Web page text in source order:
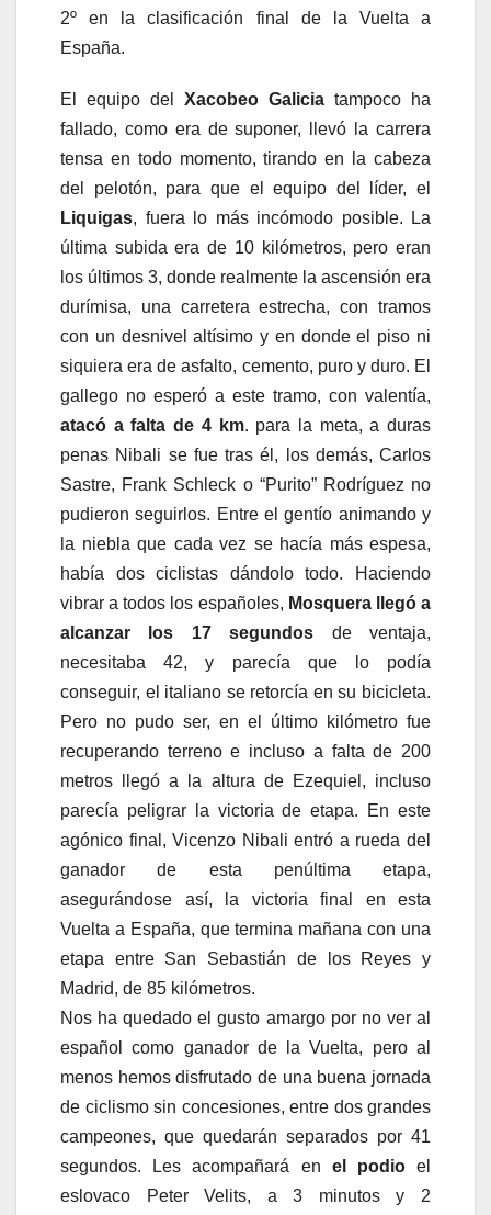
2º en la clasificación final de la Vuelta a
España.
El equipo del Xacobeo Galicia tampoco ha
fallado, como era de suponer, llevó la carrera
tensa en todo momento, tirando en la cabeza
del pelotón, para que el equipo del líder, el
Liquigas, fuera lo más incómodo posible. La
última subida era de 10 kilómetros, pero eran
los últimos 3, donde realmente la ascensión era
durímisa, una carretera estrecha, con tramos
con un desnivel altísimo y en donde el piso ni
siquiera era de asfalto, cemento, puro y duro. El
gallego no esperó a este tramo, con valentía,
atacó a falta de 4 km. para la meta, a duras
penas Nibali se fue tras él, los demás, Carlos
Sastre, Frank Schleck o “Purito” Rodríguez no
pudieron seguirlos. Entre el gentío animando y
la niebla que cada vez se hacía más espesa,
había dos ciclistas dándolo todo. Haciendo
vibrar a todos los españoles, Mosquera llegó a
alcanzar los 17 segundos de ventaja,
necesitaba 42, y parecía que lo podía
conseguir, el italiano se retorcía en su bicicleta.
Pero no pudo ser, en el último kilómetro fue
recuperando terreno e incluso a falta de 200
metros llegó a la altura de Ezequiel, incluso
parecía peligrar la victoria de etapa. En este
agónico final, Vicenzo Nibali entró a rueda del
ganador de esta penúltima etapa,
asegurándose así, la victoria final en esta
Vuelta a España, que termina mañana con una
etapa entre San Sebastián de los Reyes y
Madrid, de 85 kilómetros.
Nos ha quedado el gusto amargo por no ver al
español como ganador de la Vuelta, pero al
menos hemos disfrutado de una buena jornada
de ciclismo sin concesiones, entre dos grandes
campeones, que quedarán separados por 41
segundos. Les acompañará en el podioel
eslovaco Peter Velits, a 3 minutos y 2